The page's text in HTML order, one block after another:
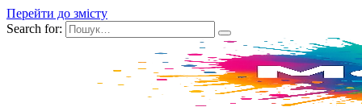
Перейти до змісту
Search for: